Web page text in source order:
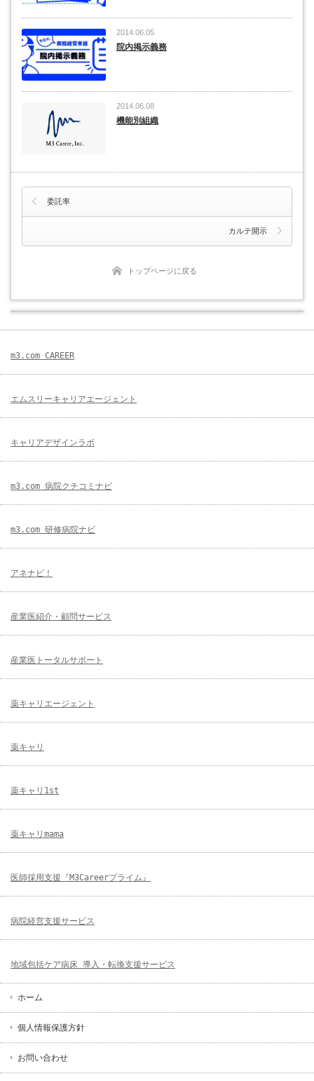
2014.06.05
院内掲示義務
2014.06.08
機能別組織
委託率
カルテ開示
トップページに戻る
m3.com CAREER
エムスリーキャリアエージェント
キャリアデザインラボ
m3.com 病院クチコミナビ
m3.com 研修病院ナビ
アネナビ！
産業医紹介・顧問サービス
産業医トータルサポート
薬キャリエージェント
薬キャリ
薬キャリ1st
薬キャリmama
医師採用支援『M3Careerプライム』
病院経営支援サービス
地域包括ケア病床 導入・転換支援サービス
ホーム
個人情報保護方針
お問い合わせ